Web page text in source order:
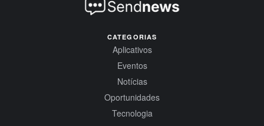
CATEGORIAS
Aplicativos
Eventos
Notícias
Oportunidades
Tecnologia